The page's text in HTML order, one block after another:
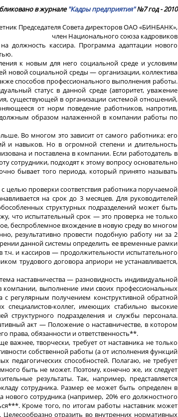
в журнале"Кадры предприятия"№7 год - 2010
Председателя Совета директоров ОАО «БИНБАНК»,
член Национального союза кадровиков
должность кассира. Программа адаптации нового
к новым для него социальной среде и условиям
новой социальной среды — организации, коллектива
способов профессионального выполнения работы.
статус в данной среде (авторитет, уважение
существующей в организации системой отношений,
от норм поведение работников, напротив,
должным образом налаженной в компании работы по
Во многом это зависит от самого работника: его
и навыков. Но в огромной степени и длительность
и поставлена в компании. Если работодатель в
сотрудники, подходят к этому вопросу основательно
бывает того периода, который принято называть
целью проверки соответствия работника поручаемой
на срок до 3 месяцев. Для руководителей
структурных подразделений может быть
что испытательный срок — это проверка не только
беспроблемное вхождение в новую среду во многом
результативно провести подобную работу ни за 2
данной системы определить ее временные рамки
и кассиров — продолжительности испытательного
трудового договора априори не устанавливается,
наставничества — разновидность индивидуальной
выполнение ими своих профессиональных
регулярным получением конструктивной обратной
специалистов-коллег, имеющих стабильно высокие
структурного подразделения и службы персонала.
акт — Положение о наставничестве, в котором
права, обязанности и ответственность**.
важнее, творчески, требует от наставника не только
собственной работы (а от исполнения функций
педагогических способностей. Полагаю, не требует
быть не может. Поэтому, конечно же, их следует
результаты. Так, например, представляется
сотрудника. Размер ее может быть определен в
сотрудника (например, 20% его должностного
Кроме того, по итогам работы наставник может
отразить во внутренних нормативных